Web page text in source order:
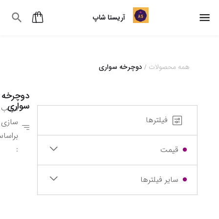
آریستا شاپ
همه محصولات / دوچرخه سواری
فیلترها
قیمت
سایر فیلترها
دوچرخه
سواری
مرتب
سازی
: